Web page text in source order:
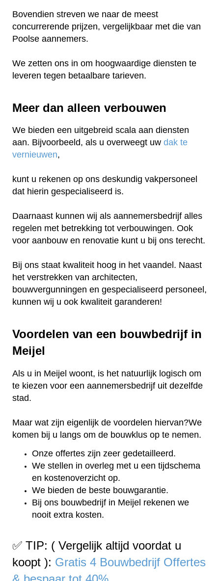
Bovendien streven we naar de meest
concurrerende prijzen, vergelijkbaar met die van
Poolse aannemers.
We zetten ons in om hoogwaardige diensten te
leveren tegen betaalbare tarieven.
Meer dan alleen verbouwen
We bieden een uitgebreid scala aan diensten
aan. Bijvoorbeeld, als u overweegt uw dak te
vernieuwen,
kunt u rekenen op ons deskundig vakpersoneel
dat hierin gespecialiseerd is.
Daarnaast kunnen wij als aannemersbedrijf alles
regelen met betrekking tot verbouwingen. Ook
voor aanbouw en renovatie kunt u bij ons terecht.
Bij ons staat kwaliteit hoog in het vaandel. Naast
het verstrekken van architecten,
bouwvergunningen en gespecialiseerd personeel,
kunnen wij u ook kwaliteit garanderen!
Voordelen van een bouwbedrijf in
Meijel
Als u in Meijel woont, is het natuurlijk logisch om
te kiezen voor een aannemersbedrijf uit dezelfde
stad.
Maar wat zijn eigenlijk de voordelen hiervan?We
komen bij u langs om de bouwklus op te nemen.
Onze offertes zijn zeer gedetailleerd.
We stellen in overleg met u een tijdschema
en kostenoverzicht op.
We bieden de beste bouwgarantie.
Bij ons bouwbedrijf in Meijel rekenen we
nooit extra kosten.
✅ TIP: ( Vergelijk altijd voordat u
koopt ): Gratis 4 Bouwbedrijf Offertes